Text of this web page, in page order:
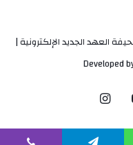
العهد الجديد الإلكترونية |
Developed
يوتيوبانستقرام